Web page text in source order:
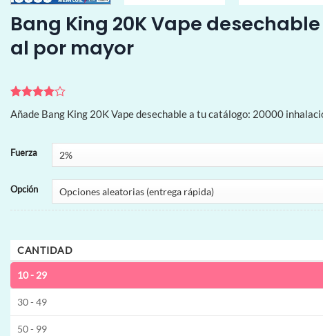
Bang King 20K Vape
al por mayor
con4de
valoraciones
Añade Bang King 20K Vape desechable a tu catálogo: 20000
Fuerza
Opción
CANTIDAD
10 - 29
30 - 49
50 - 99